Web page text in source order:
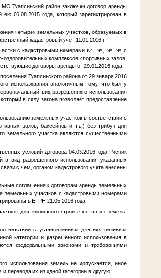
Туапсинский район заключен договор аренды
ею 06.08.2015 года, который зарегистрирован в
четырех земельных участков, образуемых в
кадастровый учет 11.01.2016 г.
с кадастровыми номерами № № № № с
комплексов спортивных залов,
договоры аренды от 29.01.2016 года.
Туапсинского района от 29 января 2016
использования аналогичным тому, что был у
вид разрешённого использования
в силу закона позволяет предоставление
земельных участков в соответствии с
залов, бассейнов и т.д.) без трибун для
земельного участка являются существенными
условий договора 04.03.2016 года Рисник
в вид разрешенного использования указанных
с чем, органом кадастрового учета внесены
соглашения к договорам аренды земельных
земельных участков с кадастровыми номерами
в ЕГРН 21.05.2016 года.
для жилищного строительства из земель,
с установленным для них целевым
категории и разрешенного использования в
федеральными законами и требованиями
использования земель не допускается, иное
перевода их из одной категории в другую.